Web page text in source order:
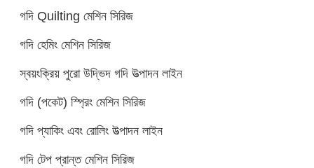
গদি Quilting মেশিন সিরিজ
গদি হেমিং মেশিন সিরিজ
স্বয়ংক্রিয় পুরো উদ্ভিদ গদি উত্পাদন লাইন
গদি (পকেট) স্প্রিং মেশিন সিরিজ
গদি প্যাকিং এবং রোলিং উত্পাদন লাইন
গদি টেপ প্রান্ত মেশিন সিরিজ